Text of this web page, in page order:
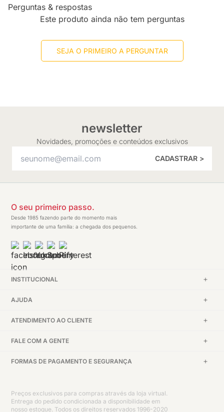
Perguntas & respostas
Este produto ainda não tem perguntas
SEJA O PRIMEIRO A PERGUNTAR
newsletter
Novidades, promoções e conteúdos exclusivos
CADASTRAR >
O seu primeiro passo.
Desde 1985 fazendo parte do momento mais
importante de uma família: a chegada dos pequenos.
INSTITUCIONAL
AJUDA
ATENDIMENTO AO CLIENTE
FALE COM A GENTE
FORMAS DE PAGAMENTO E SEGURANÇA
Preços exclusivos para compras através da loja virtual.
Entrega do pedido condicionada a disponibilidade em
nosso estoque. Todos os direitos reservados 1996-2020